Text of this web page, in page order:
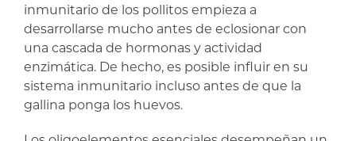
inmunitario de los pollitos empieza a
desarrollarse mucho antes de eclosionar con
una cascada de hormonas y actividad
enzimática. De hecho, es posible influir en su
sistema inmunitario incluso antes de que la
gallina ponga los huevos.